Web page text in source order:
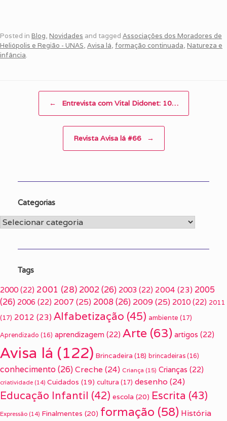
Posted in Blog, Novidades and tagged Associações dos Moradores de
Heliópolis e Região - UNAS, Avisa lá, formação continuada, Natureza e
infância.
← Entrevista com Vital Didonet: 10…
Revista Avisa lá #66 →
Categorias
Categorias
Tags
2000 (22) 2001 (28) 2002(26) 2003 (22) 2004 (23) 2005
(26) 2006 (22) 2007 (25) 2008(26) 2009(25) 2010 (22) 2011
(17) 2012 (23) Alfabetização (45) ambiente (17)
Aprendizado (16) aprendizagem (22) Arte (63) artigos (22)
Avisa lá (122) Brincadeira (18) brincadeiras (16)
conhecimento(26) Creche (24) Criança (15) Crianças (22)
criatividade (14) Cuidados (19) cultura (17) desenho (24)
Educação Infantil (42) escola (20) Escrita (43)
Expressão (14) Finalmentes (20) formação (58) História